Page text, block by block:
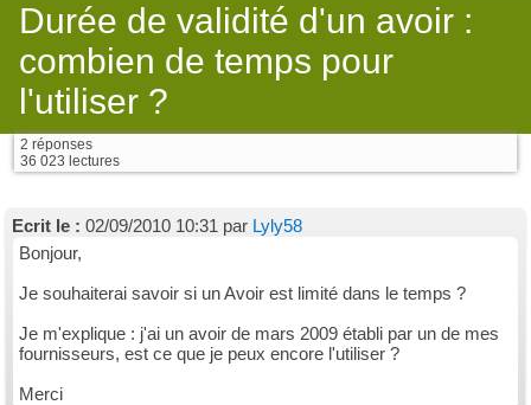
Durée de validité d'un avoir :
combien de temps pour
l'utiliser ?
2 réponses
36 023 lectures
Ecrit le : 02/09/2010 10:31 par Lyly58
Bonjour,
Je souhaiterai savoir si un Avoir est limité dans le temps ?
Je m'explique : j'ai un avoir de mars 2009 établi par un de mes
fournisseurs, est ce que je peux encore l'utiliser ?
Merci